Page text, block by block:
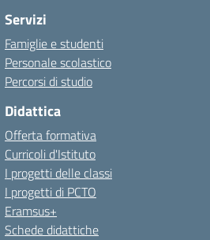
Servizi
Famiglie e studenti
Personale scolastico
Percorsi di studio
Didattica
Offerta formativa
Curricoli d'Istituto
I progetti delle classi
I progetti di PCTO
Eramsus+
Schede didattiche